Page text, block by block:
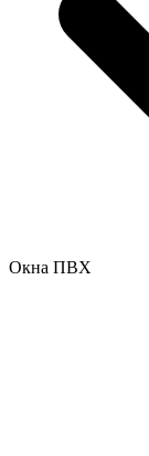
Окна ПВХ